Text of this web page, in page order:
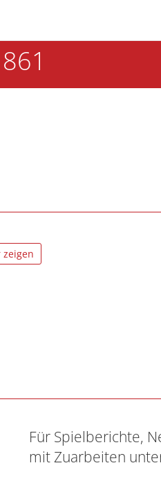
zeigen
Für Spielberichte,
mit Zuarbeiten